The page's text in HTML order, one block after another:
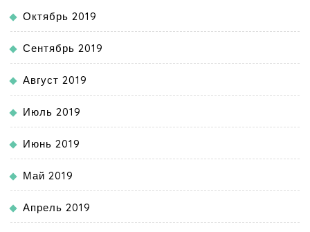
Октябрь 2019
Сентябрь 2019
Август 2019
Июль 2019
Июнь 2019
Май 2019
Апрель 2019